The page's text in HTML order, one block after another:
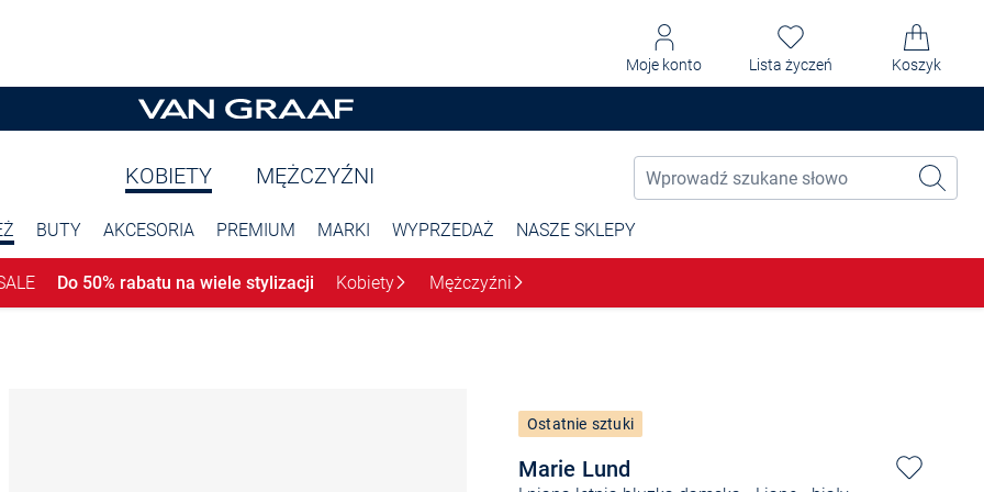
Moje konto Lista życzeń Koszyk
KOBIETY MĘŻCZYŹNI
BUTY AKCESORIA PREMIUM MARKI WYPRZEDAŻ NASZE SKLEPY
Do 50% rabatu na wiele stylizacji Kobiety Mężczyźni
Marie Lund
Ostatnie sztuki